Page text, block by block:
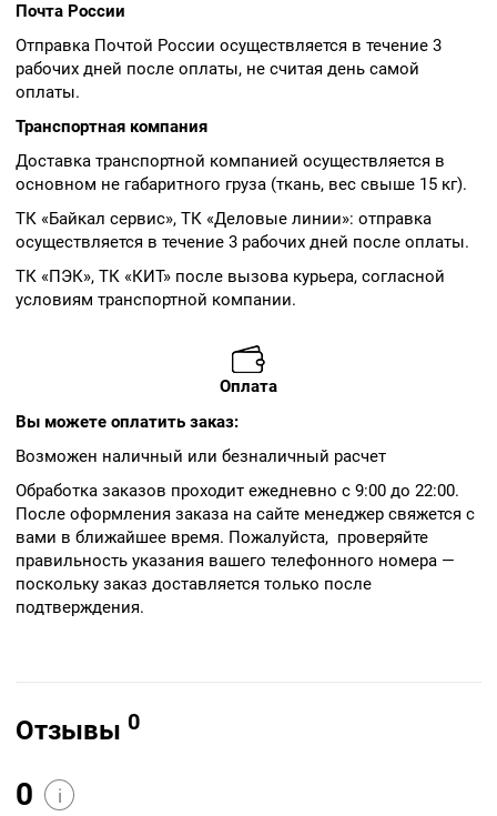
Почта России
Отправка Почтой России осуществляется в течение 3
рабочих дней после оплаты, не считая день самой
оплаты.
Транспортная компания
Доставка транспортной компанией осуществляется в
основном не габаритного груза (ткань, вес свыше 15 кг).
ТК «Байкал сервис», ТК «Деловые линии»: отправка
осуществляется в течение 3 рабочих дней после оплаты.
ТК «ПЭК», ТК «КИТ» после вызова курьера, согласной
условиям транспортной компании.
Оплата
Вы можете оплатить заказ:
Возможен наличный или безналичный расчет
Обработка заказов проходит ежедневно с 9:00 до 22:00.
После оформления заказа на сайте менеджер свяжется с
вами в ближайшее время. Пожалуйста, проверяйте
правильность указания вашего телефонного номера —
поскольку заказ доставляется только после
подтверждения.
Отзывы 0
0 i